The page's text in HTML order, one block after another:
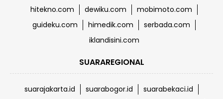
hitekno.com
dewiku.com
mobimoto.com
guideku.com
himedik.com
serbada.com
iklandisini.com
SUARAREGIONAL
suarajakarta.id suarabogor.id
suarabekaci.id